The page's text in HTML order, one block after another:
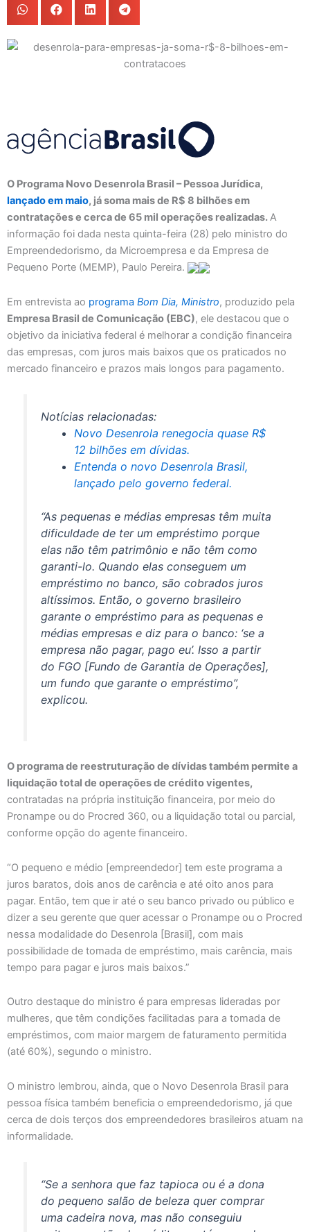
O Programa Novo Desenrola Brasil – Pessoa Jurídica,
lançado em maio, já soma mais de R$ 8 bilhões em
contratações e cerca de 65 mil operações realizadas.A
informação foi dada nesta quinta-feira (28) pelo ministro do
Empreendedorismo, da Microempresa e da Empresa de
Pequeno Porte (MEMP), Paulo Pereira.
Em entrevista ao programa Bom Dia, Ministro, produzido pela
Empresa Brasil de Comunicação (EBC), ele destacou que o
objetivo da iniciativa federal é melhorar a condição financeira
das empresas, com juros mais baixos que os praticados no
mercado financeiro e prazos mais longos para pagamento.
Notícias relacionadas:
Novo Desenrola renegocia quase R$
12 bilhões em dívidas.
Entenda o novo Desenrola Brasil,
lançado pelo governo federal.
“As pequenas e médias empresas têm muita
dificuldade de ter um empréstimo porque
elas não têm patrimônio e não têm como
garanti-lo. Quando elas conseguem um
empréstimo no banco, são cobrados juros
altíssimos. Então, o governo brasileiro
garante o empréstimo para as pequenas e
médias empresas e diz para o banco: ‘se a
empresa não pagar, pago eu’. Isso a partir
do FGO [Fundo de Garantia de Operações],
um fundo que garante o empréstimo”,
explicou.
O programa de reestruturação de dívidas também permite a
liquidação total de operações de crédito vigentes,
contratadas na própria instituição financeira, por meio do
Pronampe ou do Procred 360, ou a liquidação total ou parcial,
conforme opção do agente financeiro.
“O pequeno e médio [empreendedor] tem este programa a
juros baratos, dois anos de carência e até oito anos para
pagar. Então, tem que ir até o seu banco privado ou público e
dizer a seu gerente que quer acessar o Pronampe ou o Procred
nessa modalidade do Desenrola [Brasil], com mais
possibilidade de tomada de empréstimo, mais carência, mais
tempo para pagar e juros mais baixos.”
Outro destaque do ministro é para empresas lideradas por
mulheres, que têm condições facilitadas para a tomada de
empréstimos, com maior margem de faturamento permitida
(até 60%), segundo o ministro.
O ministro lembrou, ainda, que o Novo Desenrola Brasil para
pessoa física também beneficia o empreendedorismo, já que
cerca de dois terços dos empreendedores brasileiros atuam na
informalidade.
“Se a senhora que faz tapioca ou é a dona
do pequeno salão de beleza quer comprar
uma cadeira nova, mas não conseguiu